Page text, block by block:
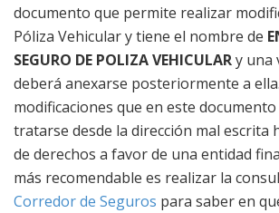
documento que permite realizar
Póliza Vehicular y tiene el nombre de
SEGURO DE POLIZA VEHICULARy una
deberá anexarse posteriormente a
modificaciones que en este
tratarse desde la dirección mal escrita
de derechos a favor de una entidad
más recomendable es realizar la
Corredor de Seguros para saber en